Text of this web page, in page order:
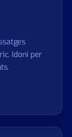
Idoni per